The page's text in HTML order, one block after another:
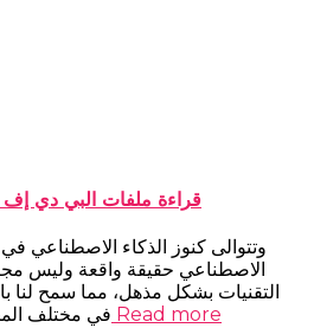
قراءة ملفات البي دي إف
وتتوالى كنوز الذكاء الاصطناعي
الاصطناعي حقيقة واقعة وليس
التقنيات بشكل مذهل، مما سمح لنا
في مختلف Read more